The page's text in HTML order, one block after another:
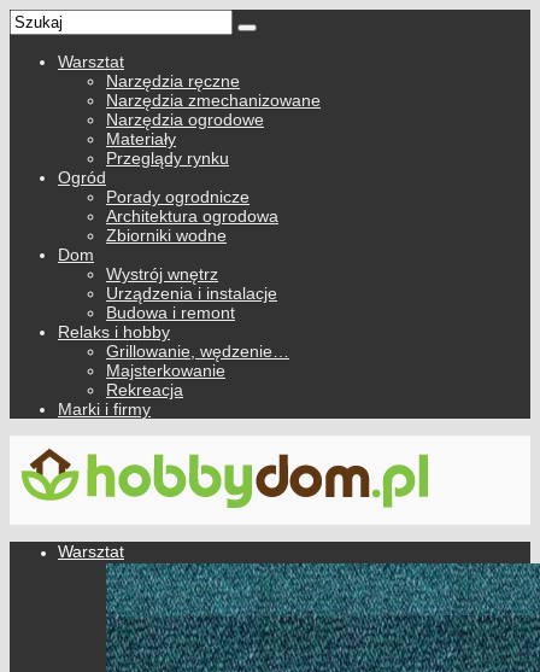
Warsztat
Narzędzia ręczne
Narzędzia zmechanizowane
Narzędzia ogrodowe
Materiały
Przeglądy rynku
Ogród
Porady ogrodnicze
Architektura ogrodowa
Zbiorniki wodne
Dom
Wystrój wnętrz
Urządzenia i instalacje
Budowa i remont
Relaks i hobby
Grillowanie, wędzenie…
Majsterkowanie
Rekreacja
Marki i firmy
Warsztat